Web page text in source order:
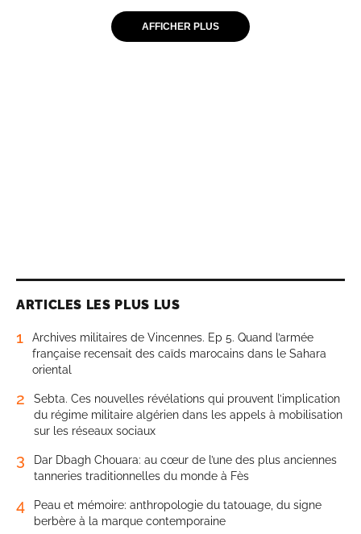
AFFICHER PLUS
ARTICLES LES PLUS LUS
1
Archives militaires de Vincennes. Ep 5. Quand l’armée
française recensait des caïds marocains dans le Sahara
oriental
2
Sebta. Ces nouvelles révélations qui prouvent l’implication
du régime militaire algérien dans les appels à mobilisation
sur les réseaux sociaux
3
Dar Dbagh Chouara: au cœur de l’une des plus anciennes
tanneries traditionnelles du monde à Fès
4
Peau et mémoire: anthropologie du tatouage, du signe
berbère à la marque contemporaine